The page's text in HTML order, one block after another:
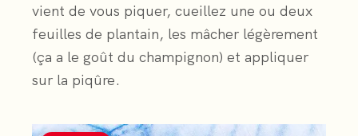
vient de vous piquer, cueillez une ou deux
feuilles de plantain, les mâcher légèrement
(ça a le goût du champignon) et appliquer
sur la piqûre.